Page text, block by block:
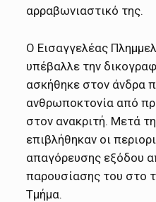
αρραβωνιαστικό της.
Ο Εισαγγελέας
υπέβαλλε την
ασκήθηκε στον άνδρα
ανθρωποκτονία από
στον ανακριτή. Μετά
επιβλήθηκαν οι
απαγόρευσης εξόδου
παρουσίασης του στο
Τμήμα.